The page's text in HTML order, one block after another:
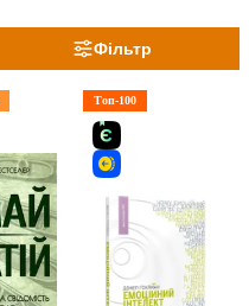
Фільтр
Топ-100